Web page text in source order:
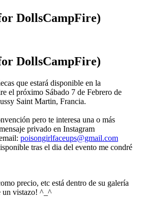
DollsCampFire)
DollsCampFire)
que estará disponible en la
el próximo Sábado 7 de Febrero de
Saint Martin, Francia.
pero te interesa una o más
privado en Instagram
poisongirlfaceups@gmail.com
tras el dia del evento me condré
precio, etc está dentro de su galería
un vistazo! ^_^